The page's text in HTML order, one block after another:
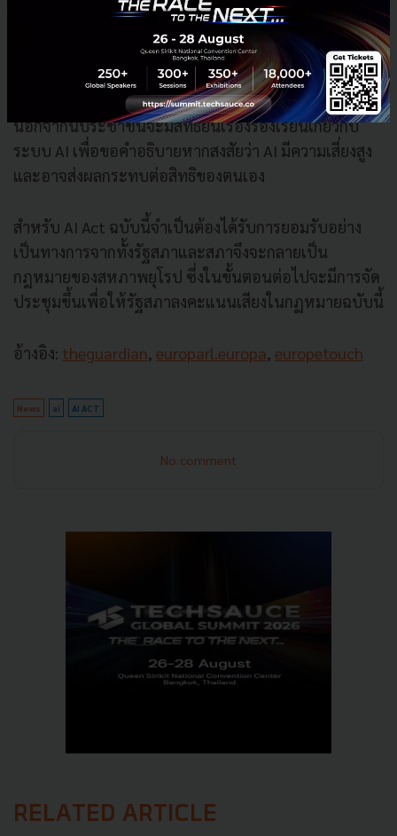
ใช้เพื่อค้นหาหรือระบุบุคคลที่ต้องสงสัยว่าก่อ
อาชญากรรมร้ายแรงบางอย่าง
เช่น การก่อการร้าย
การค้ามนุษย์ การแสวงหาผลประโยชน์ทางเพศ การ
ฆาตกรรม หรือการลักพาตัว
นอกจากนี้ประชาชนจะมีสิทธิยื่นเรื่องร้องเรียนเกี่ยวกับ
ระบบ AI เพื่อขอคำอธิบายหากสงสัยว่า AI มีความเสี่ยงสูง
และอาจส่งผลกระทบต่อสิทธิของตนเอง
สำหรับ AI Act ฉบับนี้จำเป็นต้องได้รับการยอมรับอย่าง
เป็นทางการจากทั้งรัฐสภาและสภาจึงจะกลายเป็น
กฎหมายของสหภาพยุโรป ซึ่งในขั้นตอนต่อไปจะมีการจัด
ประชุมขึ้นเพื่อให้รัฐสภาลงคะแนนเสียงในกฏหมายฉบับนี้
อ้างอิง: theguardian, europarl.europa, europetouch
News ai AI ACT
No comment
RELATED ARTICLE